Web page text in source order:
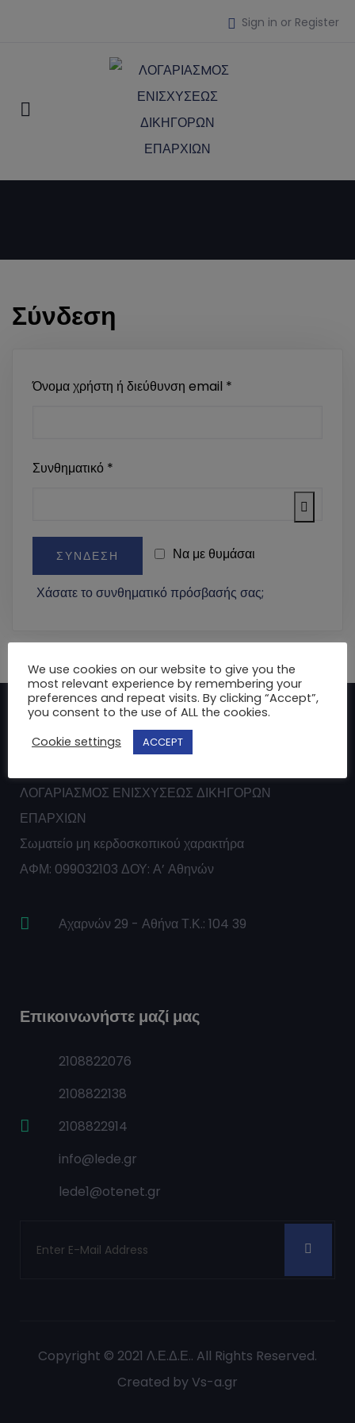
Sign in or Register
Σύνδεση
Όνομα χρήστη ή διεύθυνση email *
Συνθηματικό *
Να με θυμάσαι
ΣΎΝΔΕΣΗ
Χάσατε το συνθηματικό πρόσβασής σας;
ΛΟΓΑΡΙΑΣΜΟΣ ΕΝΙΣΧΥΣΕΩΣ ΔΙΚΗΓΟΡΩΝ
ΕΠΑΡΧΙΩΝ
Σωματείο μη κερδοσκοπικού χαρακτήρα
ΑΦΜ: 099032103 ΔΟΥ: Α’ Αθηνών
Αχαρνών 29 - Αθήνα Τ.Κ.: 104 39
Επικοινωνήστε μαζί μας
2108822076
2108822138
2108822914
info@lede.gr
lede1@otenet.gr
Copyright © 2021 Λ.Ε.Δ.Ε.. All Rights Reserved.
Created byVs-a.gr
We use cookies on our website to give you the
most relevant experience by remembering your
preferences and repeat visits. By clicking “Accept”,
you consent to the use of ALL the cookies.
Cookie settings
ACCEPT